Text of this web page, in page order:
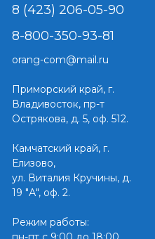
8 (423) 206-05-90
8-800-350-93-81
orang-com@mail.ru
Приморский край, г.
Владивосток, пр-т
Острякова, д. 5, оф. 512.
Камчатский край, г.
Елизово,
ул. Виталия Кручины, д.
19 "А", оф. 2.
Режим работы: